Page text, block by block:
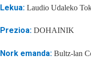
Lekua: Laudio Udaleko
Prezioa: DOHAINIK
Nork emanda: Bultz-lan